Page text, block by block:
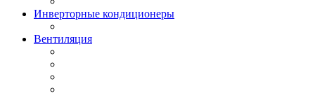
Инверторные кондиционеры
Вентиляция